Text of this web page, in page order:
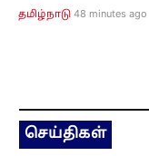
தமிழ்நாடு 49 minutes ago
செய்திகள்